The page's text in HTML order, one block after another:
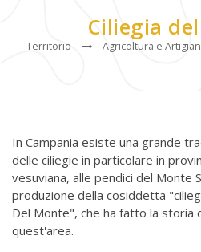
Ciliegia
Territorio Agricoltura e
In Campania esiste una grande
delle ciliegie in particolare in
vesuviana, alle pendici del Monte
produzione della cosiddetta
Del Monte", che ha fatto la storia
quest'area.